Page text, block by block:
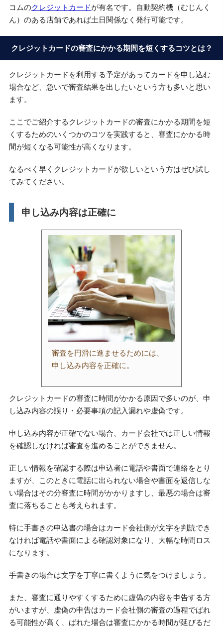
コムのクレジットカードが有名です。自動契約機（むじんく
ん）のある店舗であれば土日関係なく発行可能です。
クレジットカードの審査にかかる期間を短くするコツとは？
クレジットカードを利用する予定があってカードを申し込む
場合など、急いで審査結果を出したいという方も多いと思い
ます。
ここでご紹介するクレジットカードの審査にかかる期間を短
くするためのいくつかのコツを実践すると、審査にかかる時
間が短くなる可能性が高くなります。
なるべく早くクレジットカードが欲しいという方はぜひ試し
てみてください。
申し込み内容は正確に
審査を円滑に進ませるためには、
申し込み内容を正確に。
クレジットカードの審査に時間がかかる原因で多いのが、申
し込み内容の誤り・必要事項の記入漏れや虚偽です。
申し込み内容が正確でない場合、カード会社では正しい情報
を確認しなければ審査を進めることができません。
正しい情報を確認する際は申込者に電話や書面で連絡をとり
ますが、このときに電話に出られない場合や書面を返信しな
い場合はその分審査に時間がかかりますし、最悪の場合は審
査に落ちることも考えられます。
特に手書きの申込書の場合はカード会社側が文字を判読でき
なければ電話や書面による確認対象になり、大幅な時間ロス
になります。
手書きの場合は文字を丁寧に書くように気をつけましょう。
また、審査に通りやすくするために虚偽の内容を申告する方
がいますが、虚偽の申告はカード会社側の審査の過程でばれ
る可能性が高く、ばれた場合は審査にかかる時間が延びるだ